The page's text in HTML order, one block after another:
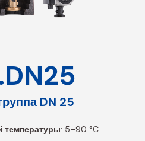
DN 25
температуры: 5–90 °C